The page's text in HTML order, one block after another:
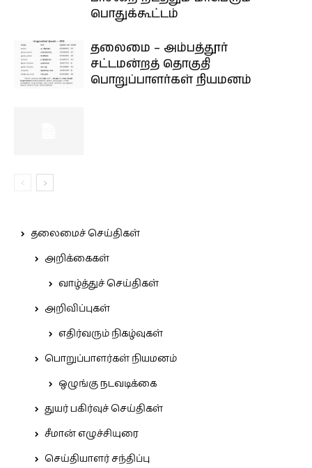
பொதுக்கூட்டம்
தலைமை – அம்பத்தூர்
சட்டமன்றத் தொகுதி
பொறுப்பாளர்கள் நியமனம்
தலைமைச் செய்திகள்
அறிக்கைகள்
வாழ்த்துச் செய்திகள்
அறிவிப்புகள்
எதிர்வரும் நிகழ்வுகள்
பொறுப்பாளர்கள் நியமனம்
ஒழுங்கு நடவடிக்கை
துயர் பகிர்வுச் செய்திகள்
சீமான் எழுச்சியுரை
செய்தியாளர் சந்திப்பு